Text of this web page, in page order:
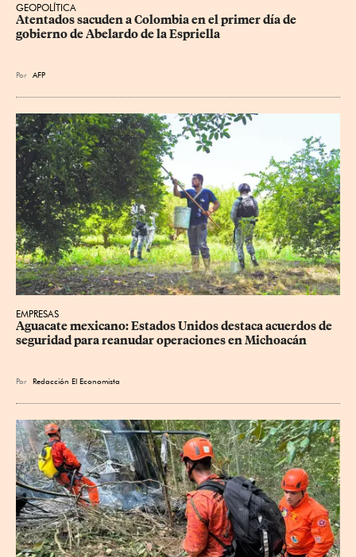
GEOPOLÍTICA
Atentados sacuden a Colombia en el primer día de
gobierno de Abelardo de la Espriella
Por AFP
EMPRESAS
Aguacate mexicano: Estados Unidos destaca acuerdos de
seguridad para reanudar operaciones en Michoacán
Por Redacción El Economista